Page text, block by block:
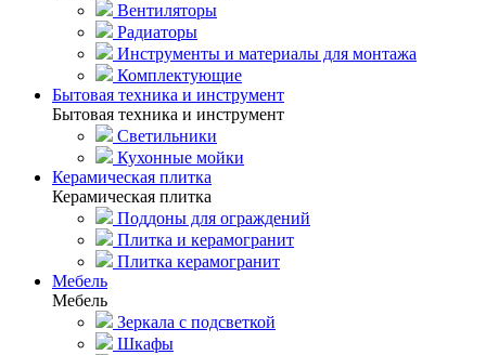
Вентиляторы
Радиаторы
Инструменты и материалы для монтажа
Комплектующие
Бытовая техника и инструмент
Бытовая техника и инструмент
Светильники
Кухонные мойки
Керамическая плитка
Керамическая плитка
Поддоны для ограждений
Плитка и керамогранит
Плитка керамогранит
Мебель
Мебель
Зеркала с подсветкой
Шкафы